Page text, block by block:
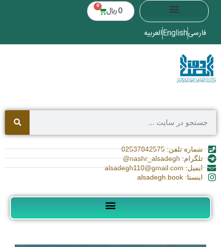
0 ﷼ 0
فارسیEnglishالعربیه
شماره تلفن: 02537842575
تلگرام: nashr_alsadegh@
ایمیل: alsadegh110@gmail.com
اینستا: alsadegh.book